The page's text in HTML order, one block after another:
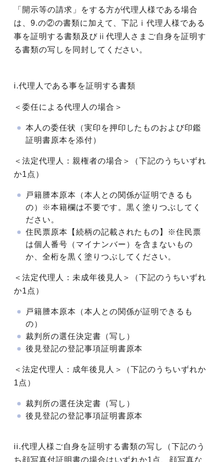
「開示等の請求」をする方が代理人様である場合
は、9.の②の書類に加えて、下記ⅰ代理人様である
事を証明する書類及びⅱ代理人さまご自身を証明す
る書類の写しを同封してください。
i.代理人である事を証明する書類
＜委任による代理人の場合＞
本人の委任状（実印を押印したものおよび印鑑
証明書原本を添付）
＜法定代理人：親権者の場合＞（下記のうちいずれ
か1点）
戸籍謄本原本（本人との関係が証明できるも
の）※本籍欄は不要です。黒く塗りつぶしてく
ださい。
住民票原本【続柄の記載されたもの】※住民票
は個人番号（マイナンバー）を含まないもの
か、全桁を黒く塗りつぶしてください。
＜法定代理人：未成年後見人＞（下記のうちいずれ
か1点）
戸籍謄本原本（本人との関係が証明できるも
の）
裁判所の選任決定書（写し）
後見登記の登記事項証明書原本
＜法定代理人：成年後見人＞（下記のうちいずれか
1点）
裁判所の選任決定書（写し）
後見登記の登記事項証明書原本
ii.代理人様ご自身を証明する書類の写し（下記のう
ち顔写真付証明書の場合はいずれか1点、顔写真な